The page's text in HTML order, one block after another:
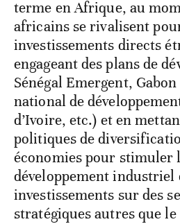
terme en Afrique, au
africains se rivalisent
investissements directs
engageant des plans de
Sénégal Emergent,
national de
d’Ivoire, etc.) et en
politiques de
économies pour stimuler
développement
investissements sur des
stratégiques autres que